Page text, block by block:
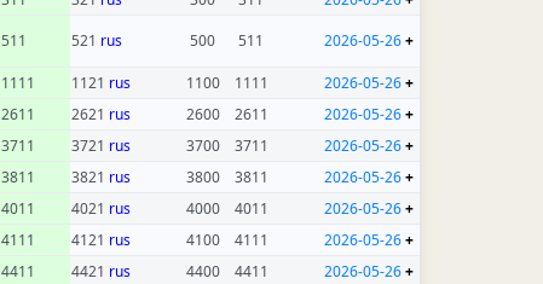
511 521 rus 500 511 2026-05-26+
1111 1121 rus 1100 1111 2026-05-26+
2611 2621 rus 2600 2611 2026-05-26+
3711 3721 rus 3700 3711 2026-05-26+
3811 3821 rus 3800 3811 2026-05-26+
4011 4021 rus 4000 4011 2026-05-26+
4111 4121 rus 4100 4111 2026-05-26+
4411 4421 rus 4400 4411 2026-05-26+